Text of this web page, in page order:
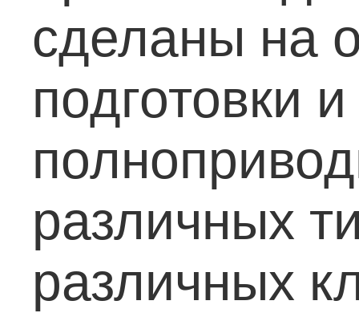
сделаны на
подготовки
различных
различных